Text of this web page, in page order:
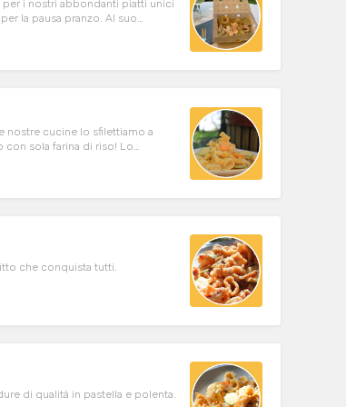
i nostri abbondanti piatti unici
la pausa pranzo. Al suo
nostre cucine lo sfilettiamo a
sola farina di riso! Lo
che conquista tutti.
di qualità in pastella e polenta.